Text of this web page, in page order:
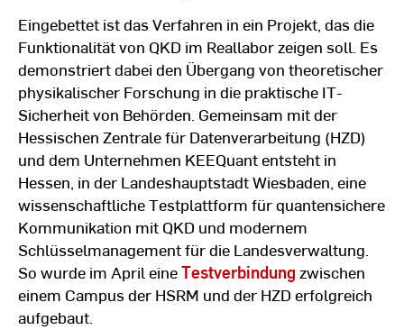
Eingebettet ist das Verfahren in ein Projekt, das die
Funktionalität von QKD im Reallabor zeigen soll. Es
demonstriert dabei den Übergang von theoretischer
physikalischer Forschung in die praktische IT-
Sicherheit von Behörden. Gemeinsam mit der
Hessischen Zentrale für Datenverarbeitung (HZD)
und dem Unternehmen KEEQuant entsteht in
Hessen, in der Landeshauptstadt Wiesbaden, eine
wissenschaftliche Testplattform für quantensichere
Kommunikation mit QKD und modernem
Schlüsselmanagement für die Landesverwaltung.
So wurde im April eineTestverbindung zwischen
einem Campus der HSRM und der HZD erfolgreich
aufgebaut.